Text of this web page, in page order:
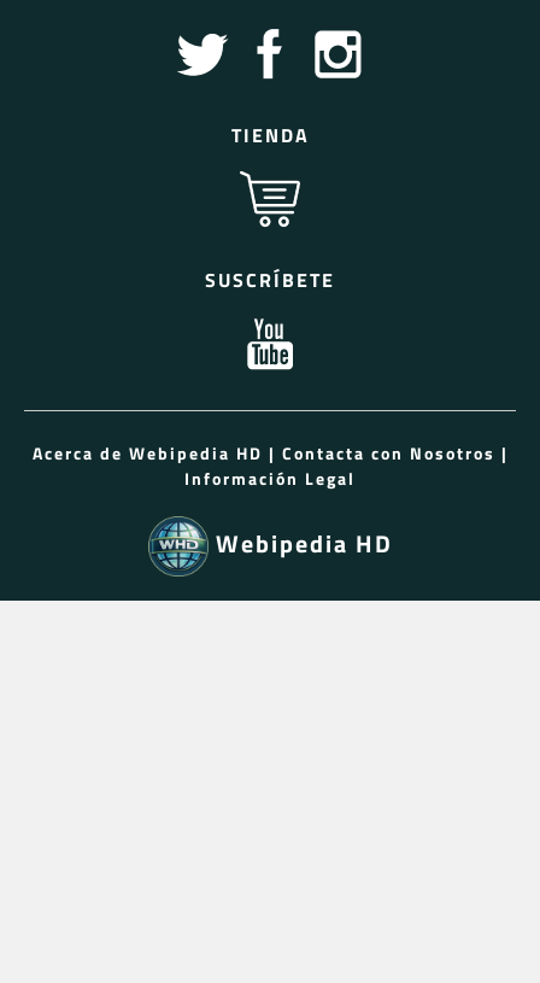
TIENDA
SUSCRÍBETE
Acerca de Webipedia HD | Contacta con Nosotros |
Información Legal
Webipedia HD